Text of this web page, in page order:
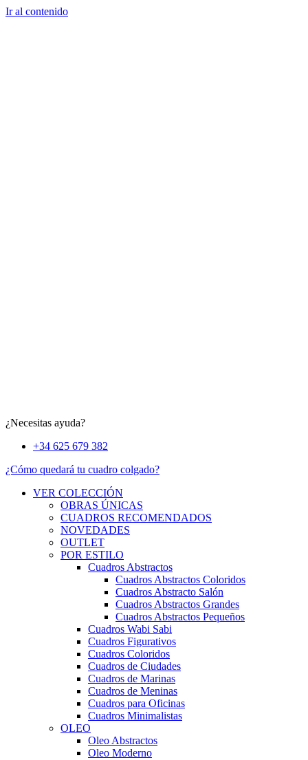
Ir al contenido
¿Necesitas ayuda?
+34 625 679 382
¿Cómo quedará tu cuadro colgado?
VER COLECCIÓN
OBRAS ÚNICAS
CUADROS RECOMENDADOS
NOVEDADES
OUTLET
POR ESTILO
Cuadros Abstractos
Cuadros Abstractos Coloridos
Cuadros Abstracto Salón
Cuadros Abstractos Grandes
Cuadros Abstractos Pequeños
Cuadros Wabi Sabi
Cuadros Figurativos
Cuadros Coloridos
Cuadros de Ciudades
Cuadros de Marinas
Cuadros de Meninas
Cuadros para Oficinas
Cuadros Minimalistas
OLEO
Oleo Abstractos
Oleo Moderno